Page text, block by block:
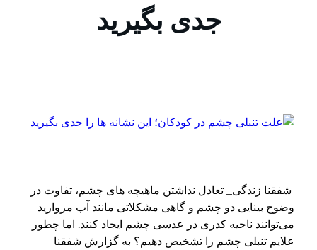
جدی بگیرید
شفقنا زندگی_ تعادل نداشتن ماهیچه های چشم، تفاوت در
وضوح بینایی دو چشم و گاهی مشکلاتی مانند آب مروارید
می‌توانند ناحیه کدری در عدسی چشم ایجاد کنند. اما چطور
علایم تنبلی چشم را تشخیص دهیم؟ به گزارش شفقنا